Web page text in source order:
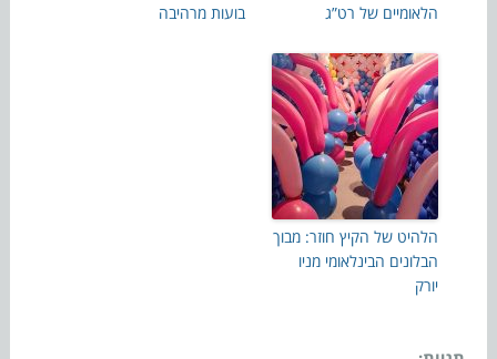
הלאומיים של רט”ג
בועות מרהיבה
הלהיט של הקיץ חוזר: מבוך
הבלונים הבינלאומי מניו
יורק